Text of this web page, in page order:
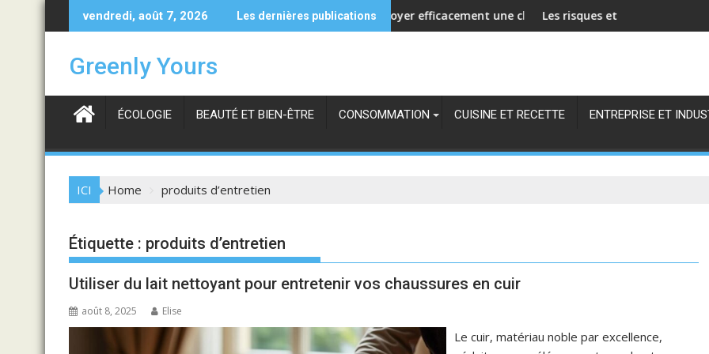
to
vendredi, août 7, 2026 Les dernières publications
Les avantages des pulls en cachemire haut de gamme et responsables HircusComment nettoyer efficacement une chamoisine de cirage pour prolonger sa
Les risques et arnaques du
Greenly Yours
ÉCOLOGIE BEAUTÉ ET BIEN-ÊTRE CONSOMMATION CUISINE ET RECETTE ENTREPRISE ET
ICI Home produits d’entretien
Étiquette : produits d’entretien
Utiliser du lait nettoyant pour entretenir vos chaussures en cuir
août 8, 2025 Elise
Le cuir, matériau noble par excellence,